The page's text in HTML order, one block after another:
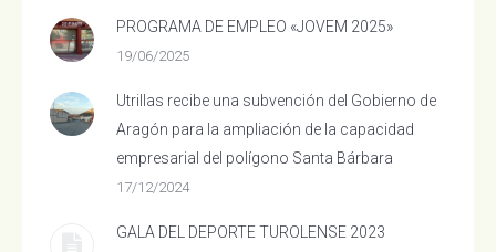
PROGRAMA DE EMPLEO «JOVEM 2025»
19/06/2025
Utrillas recibe una subvención del Gobierno de
Aragón para la ampliación de la capacidad
empresarial del polígono Santa Bárbara
17/12/2024
GALA DEL DEPORTE TUROLENSE 2023